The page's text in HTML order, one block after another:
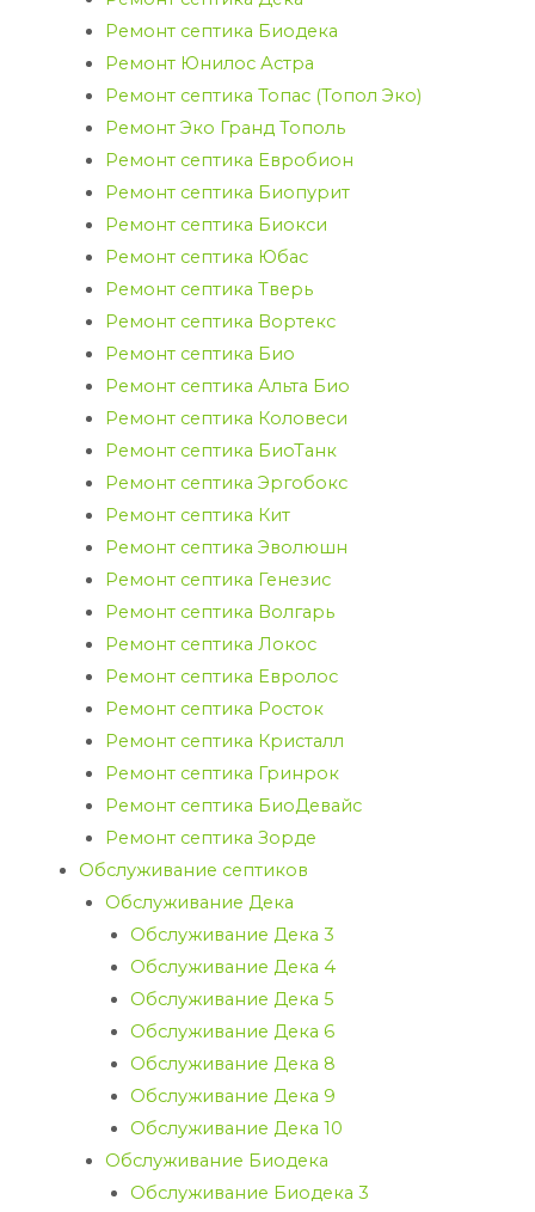
Ремонт септика Биодека
Ремонт Юнилос Астра
Ремонт септика Топас (Топол Эко)
Ремонт Эко Гранд Тополь
Ремонт септика Евробион
Ремонт септика Биопурит
Ремонт септика Биокси
Ремонт септика Юбас
Ремонт септика Тверь
Ремонт септика Вортекс
Ремонт септика Био
Ремонт септика Альта Био
Ремонт септика Коловеси
Ремонт септика БиоТанк
Ремонт септика Эргобокс
Ремонт септика Кит
Ремонт септика Эволюшн
Ремонт септика Генезис
Ремонт септика Волгарь
Ремонт септика Локос
Ремонт септика Евролос
Ремонт септика Росток
Ремонт септика Кристалл
Ремонт септика Гринрок
Ремонт септика БиоДевайс
Ремонт септика Зорде
Обслуживание септиков
Обслуживание Дека
Обслуживание Дека 3
Обслуживание Дека 4
Обслуживание Дека 5
Обслуживание Дека 6
Обслуживание Дека 8
Обслуживание Дека 9
Обслуживание Дека 10
Обслуживание Биодека
Обслуживание Биодека 3